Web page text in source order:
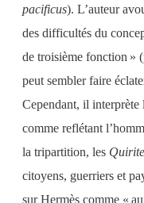
pacificus). L’auteur
des difficultés du
de troisième fonction »
peut sembler faire
Cependant, il
comme reflétant
la tripartition, les
citoyens, guerriers et
sur Hermès comme «